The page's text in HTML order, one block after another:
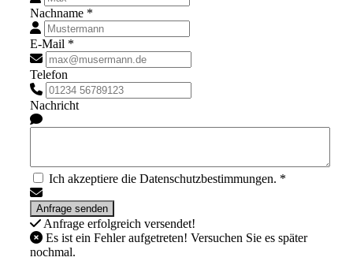
Nachname *
E-Mail *
Telefon
Nachricht
Ich akzeptiere die Datenschutzbestimmungen. *
Anfrage erfolgreich versendet!
Es ist ein Fehler aufgetreten! Versuchen Sie es später
nochmal.